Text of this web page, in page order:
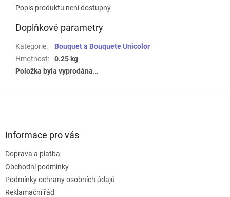
Popis produktu není dostupný
Doplňkové parametry
Kategorie:
Bouquet a Bouquete Unicolor
Hmotnost:
0.25 kg
Položka byla vyprodána…
Informace pro vás
Doprava a platba
Obchodní podmínky
Podmínky ochrany osobních údajů
Reklamační řád